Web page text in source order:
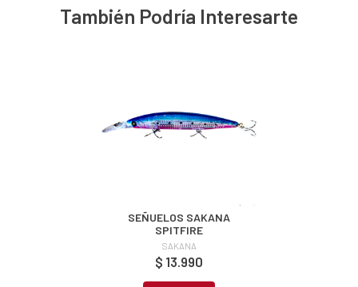
También Podría Interesarte
SEÑUELOS SAKANA
SPITFIRE
SAKANA
$ 13.990